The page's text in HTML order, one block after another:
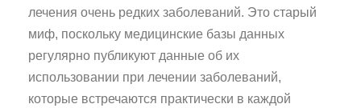
лечения очень редких заболеваний. Это старый
миф, поскольку медицинские базы данных
регулярно публикуют данные об их
использовании при лечении заболеваний,
которые встречаются практически в каждой